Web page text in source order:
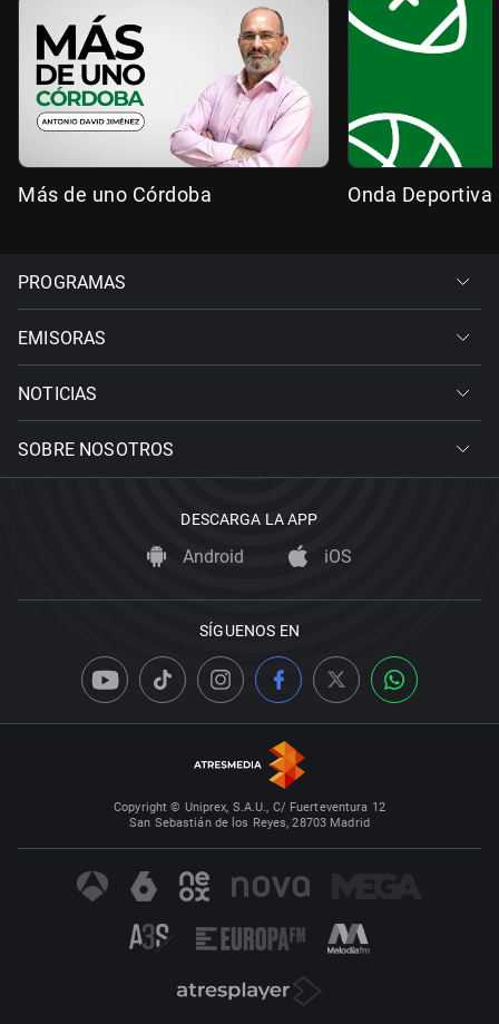
Más de uno Córdoba Onda Deportiva
PROGRAMAS
EMISORAS
NOTICIAS
SOBRE NOSOTROS
DESCARGA LA APP
Android iOS
SÍGUENOS EN
Copyright © Uniprex, S.A.U., C/ Fuerteventura 12
San Sebastián de los Reyes, 28703 Madrid